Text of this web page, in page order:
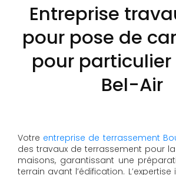
Entreprise
pour pose de
pour
Bel-Air
Votre entreprise de terrassement
des travaux de terrassement pour
maisons, garantissant une
terrain avant l’édification.